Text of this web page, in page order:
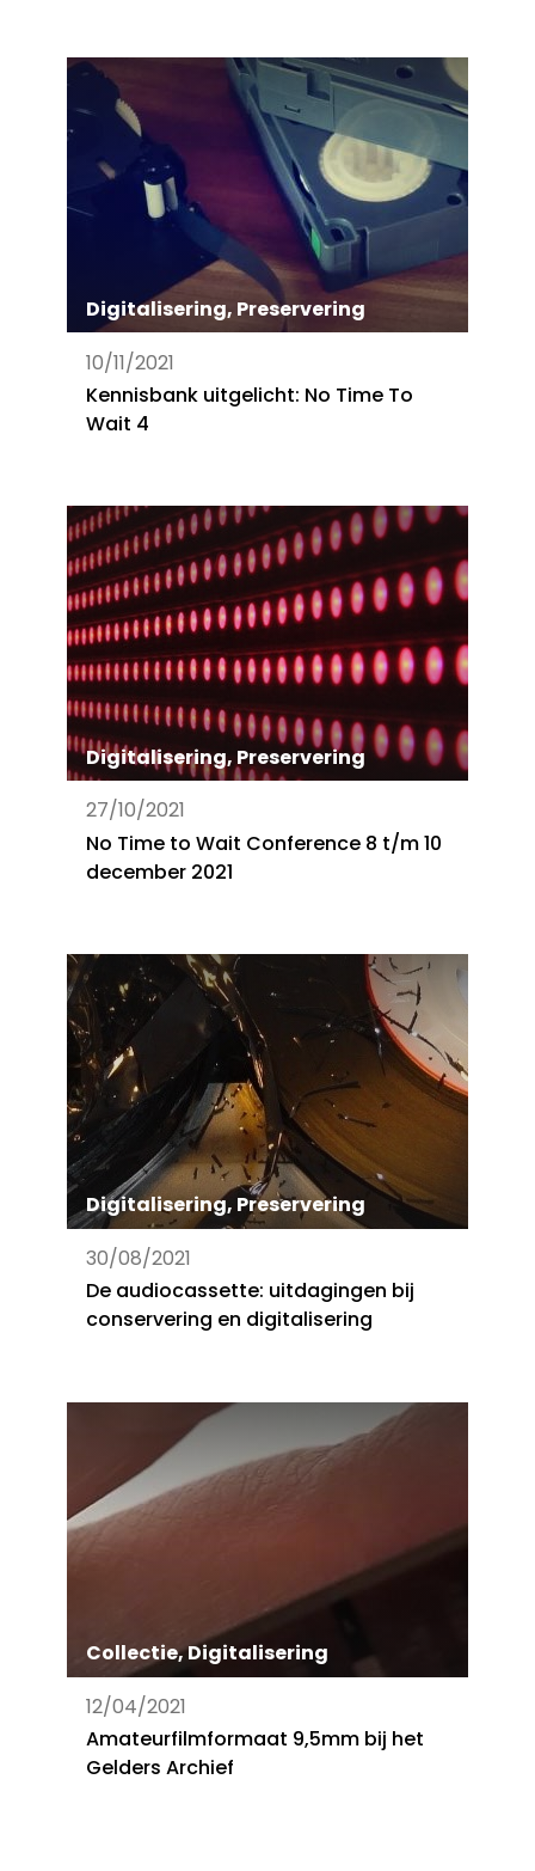
Digitalisering, Preservering
10/11/2021
Kennisbank uitgelicht: No Time To
Wait 4
Digitalisering,Preservering
27/10/2021
No Time to Wait Conference 8 t/m 10
december 2021
Digitalisering, Preservering
30/08/2021
De audiocassette: uitdagingen bij
conservering en digitalisering
Collectie,Digitalisering
12/04/2021
Amateurfilmformaat 9,5mm bij het
Gelders Archief